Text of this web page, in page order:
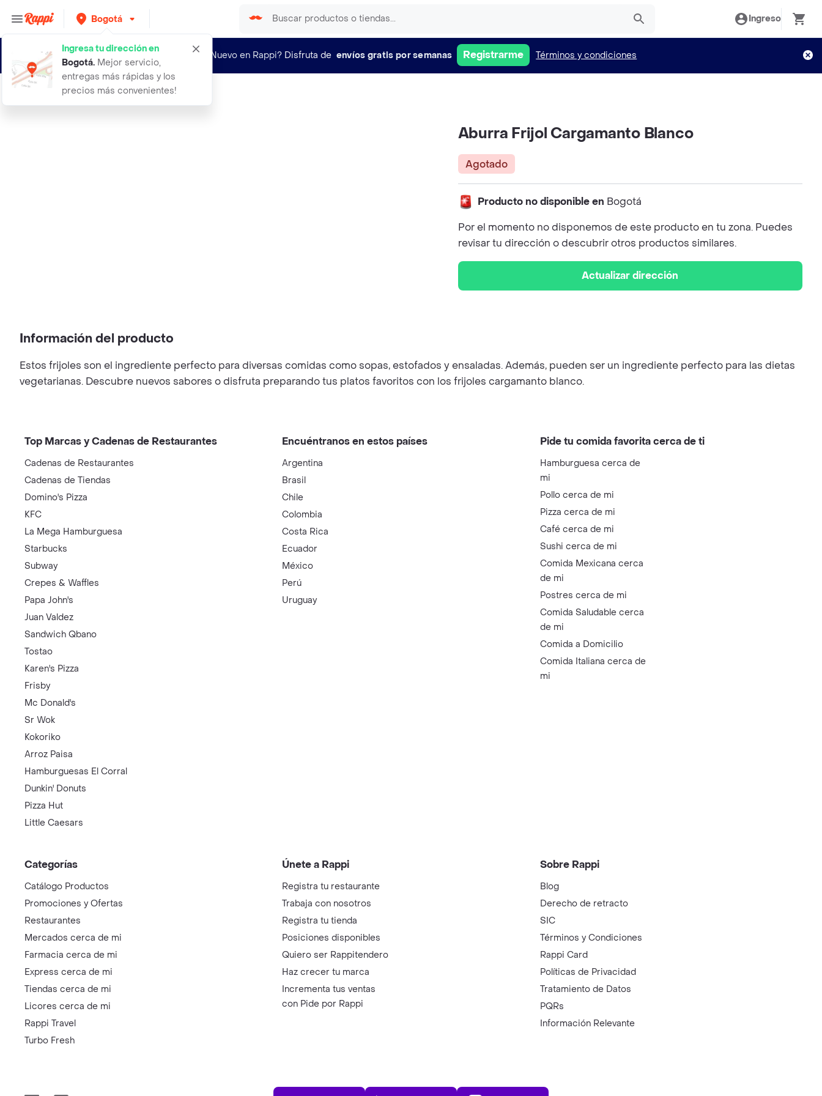
Bogotá
Ingresa tu dirección en
Bogotá. Mejor servicio,
entregas más rápidas y los
precios más convenientes!
Ingreso
¿Nuevo en Rappi? Disfruta de envíos gratis por semanas Registrarme Términos y condiciones
aburra frijol cargamanto blanco
Aburra Frijol Cargamanto Blanco
Agotado
Producto no disponible en Bogotá
Por el momento no disponemos de este producto en tu zona. Puedes
revisar tu dirección o descubrir otros productos similares.
Actualizar dirección
Información del producto
Estos frijoles son el ingrediente perfecto para diversas comidas como sopas, estofados y ensaladas. Además, pueden ser un ingrediente perfecto para las dietas
vegetarianas. Descubre nuevos sabores o disfruta preparando tus platos favoritos con los frijoles cargamanto blanco.
Top Marcas y Cadenas de Restaurantes
Cadenas de Restaurantes
Cadenas de Tiendas
Domino's Pizza
KFC
La Mega Hamburguesa
Starbucks
Subway
Crepes & Waffles
Papa John's
Juan Valdez
Sandwich Qbano
Tostao
Karen's Pizza
Frisby
Mc Donald's
Sr Wok
Kokoriko
Arroz Paisa
Hamburguesas El Corral
Dunkin' Donuts
Pizza Hut
Little Caesars
Encuéntranos en estos países
Argentina
Brasil
Chile
Colombia
Costa Rica
Ecuador
México
Perú
Uruguay
Pide tu comida favorita cerca de ti
Hamburguesa cerca de
mi
Pollo cerca de mi
Pizza cerca de mi
Café cerca de mi
Sushi cerca de mi
Comida Mexicana cerca
de mi
Postres cerca de mi
Comida Saludable cerca
de mi
Comida a Domicilio
Comida Italiana cerca de
mi
Categorías
Catálogo Productos
Promociones y Ofertas
Restaurantes
Mercados cerca de mi
Farmacia cerca de mi
Express cerca de mi
Tiendas cerca de mi
Licores cerca de mi
Rappi Travel
Turbo Fresh
Únete a Rappi
Registra tu restaurante
Trabaja con nosotros
Registra tu tienda
Posiciones disponibles
Quiero ser Rappitendero
Haz crecer tu marca
Incrementa tus ventas
con Pide por Rappi
Sobre Rappi
Blog
Derecho de retracto
SIC
Términos y Condiciones
Rappi Card
Políticas de Privacidad
Tratamiento de Datos
PQRs
Información Relevante
App Store Play Store AppGallery